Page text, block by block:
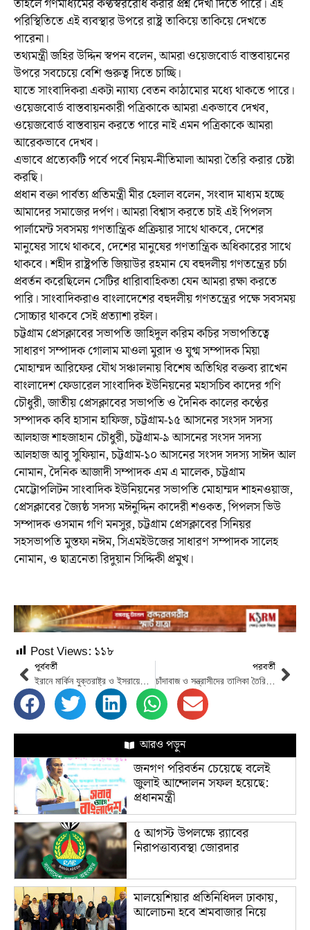
তাহলে গণমাধ্যমের কণ্ঠস্বররোধ করার প্রশ্ন দেখা দিতে পারে। এই
পরিস্থিতিতে এই ব্যবস্থার উপরে রাষ্ট্র তাকিয়ে তাকিয়ে দেখতে
পারেনা।
তথ্যমন্ত্রী জহির উদ্দিন স্বপন বলেন, আমরা ওয়েজবোর্ড বাস্তবায়নের
উপরে সবচেয়ে বেশি গুরুত্ব দিতে চাচ্ছি।
যাতে সাংবাদিকরা একটা ন্যায্য বেতন কাঠামোর মধ্যে থাকতে পারে।
ওয়েজবোর্ড বাস্তবায়নকারী পত্রিকাকে আমরা একভাবে দেখব,
ওয়েজবোর্ড বাস্তবায়ন করতে পারে নাই এমন পত্রিকাকে আমরা
আরেকভাবে দেখব।
এভাবে প্রত্যেকটি পর্বে পর্বে নিয়ম-নীতিমালা আমরা তৈরি করার চেষ্টা
করছি।
প্রধান বক্তা পার্বত্য প্রতিমন্ত্রী মীর হেলাল বলেন, সংবাদ মাধ্যম হচ্ছে
আমাদের সমাজের দর্পণ। আমরা বিশ্বাস করতে চাই এই পিপলস
পার্লামেন্ট সবসময় গণতান্ত্রিক প্রক্রিয়ার সাথে থাকবে, দেশের
মানুষের সাথে থাকবে, দেশের মানুষের গণতান্ত্রিক অধিকারের সাথে
থাকবে। শহীদ রাষ্ট্রপতি জিয়াউর রহমান যে বহুদলীয় গণতন্ত্রের চর্চা
প্রবর্তন করেছিলেন সেটির ধারিাবাহিকতা যেন আমরা রক্ষা করতে
পারি। সাংবাদিকরাও বাংলাদেশের বহুদলীয় গণতন্ত্রের পক্ষে সবসময়
সোচ্চার থাকবে সেই প্রত্যাশা রইল।
চট্টগ্রাম প্রেসক্লাবের সভাপতি জাহিদুল করিম কচির সভাপতিত্বে
সাধারণ সম্পাদক গোলাম মাওলা মুরাদ ও যুগ্ম সম্পাদক মিয়া
মোহাম্মদ আরিফের যৌথ সঞ্চালনায় বিশেষ অতিথির বক্তব্য রাখেন
বাংলাদেশ ফেডারেল সাংবাদিক ইউনিয়নের মহাসচিব কাদের গণি
চৌধুরী, জাতীয় প্রেসক্লাবের সভাপতি ও দৈনিক কালের কণ্ঠের
সম্পাদক কবি হাসান হাফিজ, চট্টগ্রাম-১৫ আসনের সংসদ সদস্য
আলহাজ শাহজাহান চৌধুরী, চট্টগ্রাম-৯ আসনের সংসদ সদস্য
আলহাজ আবু সুফিয়ান, চট্টগ্রাম-১০ আসনের সংসদ সদস্য সাঈদ আল
নোমান, দৈনিক আজাদী সম্পাদক এম এ মালেক, চট্টগ্রাম
মেট্টোপলিটন সাংবাদিক ইউনিয়নের সভাপতি মোহাম্মদ শাহনওয়াজ,
প্রেসক্লাবের জ্যৈষ্ঠ সদস্য মঈনুদ্দিন কাদেরী শওকত, পিপলস ভিউ
সম্পাদক ওসমান গণি মনসুর, চট্টগ্রাম প্রেসক্লাবের সিনিয়র
সহসভাপতি মুস্তফা নঈম, সিএমইউজের সাধারণ সম্পাদক সালেহ
নোমান, ও ছাত্রনেতা রিদুয়ান সিদ্দিকী প্রমুখ।
Post Views: ১১৮
পূর্ববর্তী পরবর্তী
চাঁদাবাজ ও সন্ত্রাসীদের তালিকা তৈরি করে আইনের আওতায় আনা হবে: স্বরাষ্ট্রমন্ত্রী
আরও পড়ুন
জনগণ পরিবর্তন চেয়েছে বলেই
জুলাই আন্দোলন সফল হয়েছে:
প্রধানমন্ত্রী
৫ আগস্ট উপলক্ষে র‌্যাবের
নিরাপত্তাব্যবস্থা জোরদার
মালয়েশিয়ার প্রতিনিধিদল ঢাকায়,
আলোচনা হবে শ্রমবাজার নিয়ে